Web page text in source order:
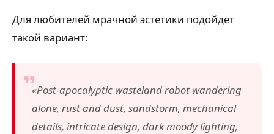
Для любителей мрачной эстетики подойдет
такой вариант:
«Post-apocalyptic wasteland robot wandering
alone, rust and dust, sandstorm, mechanical
details, intricate design, dark moody lighting,